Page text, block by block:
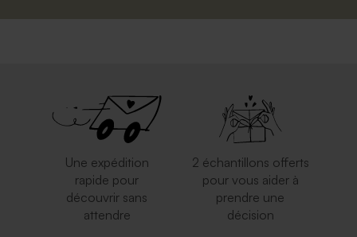
Une expédition
rapide pour
découvrir sans
attendre
2 échantillons offerts
pour vous aider à
prendre une
décision